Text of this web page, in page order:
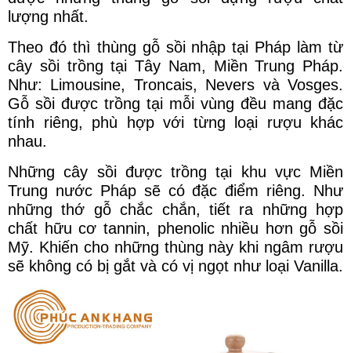
lượng nhất.
Theo đó thì thùng gỗ sồi nhập tại Pháp làm từ
cây sồi trồng tại Tây Nam, Miền Trung Pháp.
Như: Limousine, Troncais, Nevers và Vosges.
Gỗ sồi được trồng tại mỗi vùng đều mang đặc
tính riêng, phù hợp với từng loại rượu khác
nhau.
Những cây sồi được trồng tại khu vực Miền
Trung nước Pháp sẽ có đặc điểm riêng. Như
những thớ gỗ chắc chắn, tiết ra những hợp
chất hữu cơ tannin, phenolic nhiều hơn gỗ sồi
Mỹ. Khiến cho những thùng này khi ngâm rượu
sẽ không có bị gắt và có vị ngọt như loại Vanilla.